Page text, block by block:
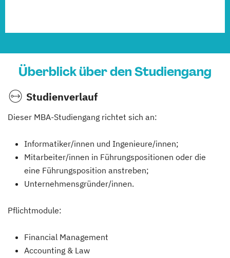
Überblick über den Studiengang
Studienverlauf
Dieser MBA-Studiengang richtet sich an:
Informatiker/innen und Ingenieure/innen;
Mitarbeiter/innen in Führungspositionen oder die
eine Führungsposition anstreben;
Unternehmensgründer/innen.
Pflichtmodule:
Financial Management
Accounting & Law